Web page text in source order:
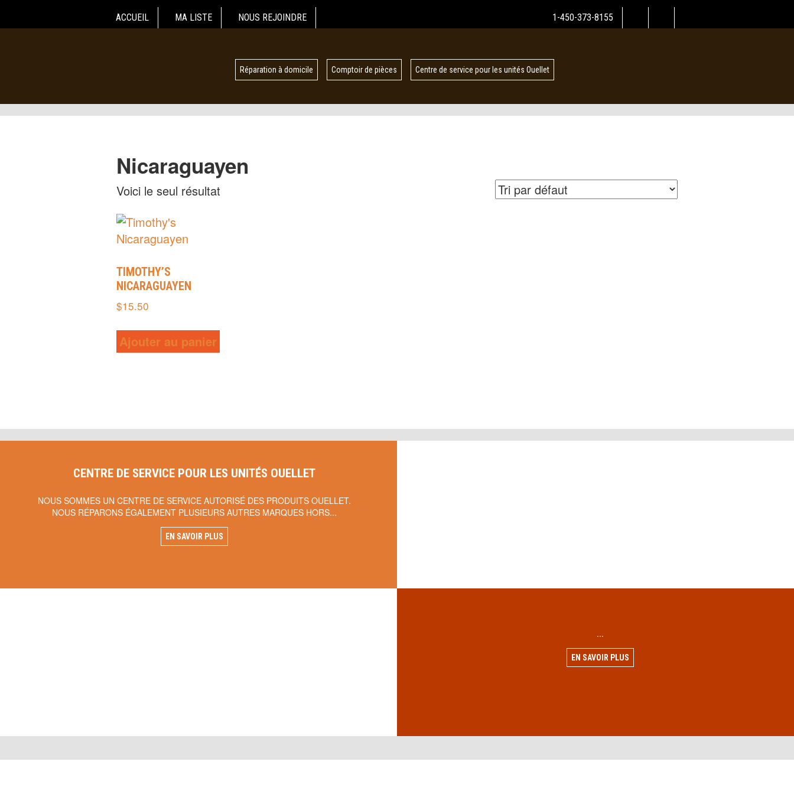
ACCUEIL MA LISTE NOUS REJOINDRE 1-450-373-8155
Réparation à domicile Comptoir de pièces Centre de service pour les unités Ouellet
Nicaraguayen
Voici le seul résultat
TIMOTHY’S
NICARAGUAYEN
$15.50
Ajouter au panier
CENTRE DE SERVICE POUR LES UNITÉS OUELLET
NOUS SOMMES UN CENTRE DE SERVICE AUTORISÉ DES PRODUITS OUELLET.
NOUS RÉPARONS ÉGALEMENT PLUSIEURS AUTRES MARQUES HORS...
EN SAVOIR PLUS
...
EN SAVOIR PLUS